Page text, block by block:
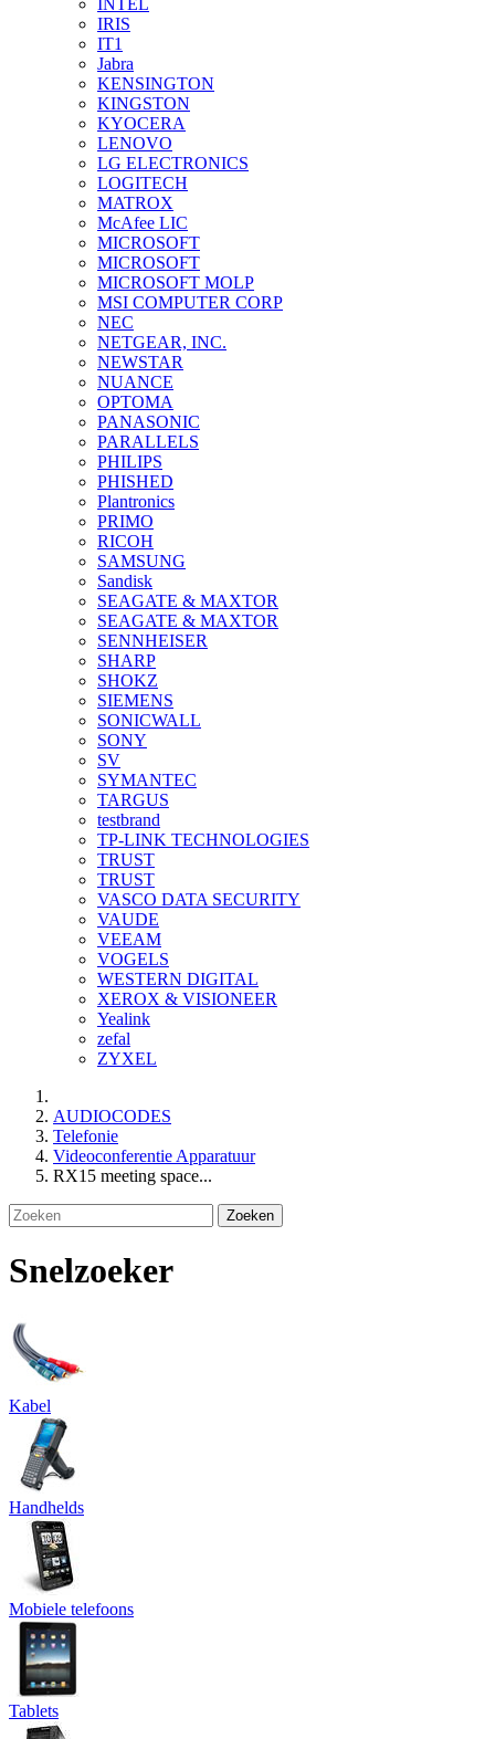
IRIS
IT1
Jabra
KENSINGTON
KINGSTON
KYOCERA
LENOVO
LG ELECTRONICS
LOGITECH
MATROX
McAfee LIC
MICROSOFT
MICROSOFT
MICROSOFT MOLP
MSI COMPUTER CORP
NEC
NETGEAR, INC.
NEWSTAR
NUANCE
OPTOMA
PANASONIC
PARALLELS
PHILIPS
PHISHED
Plantronics
PRIMO
RICOH
SAMSUNG
Sandisk
SEAGATE & MAXTOR
SEAGATE & MAXTOR
SENNHEISER
SHARP
SHOKZ
SIEMENS
SONICWALL
SONY
SV
SYMANTEC
TARGUS
testbrand
TP-LINK TECHNOLOGIES
TRUST
TRUST
VASCO DATA SECURITY
VAUDE
VEEAM
VOGELS
WESTERN DIGITAL
XEROX & VISIONEER
Yealink
zefal
ZYXEL
AUDIOCODES
Telefonie
Videoconferentie Apparatuur
RX15 meeting space...
Zoeken
Snelzoeker
Kabel
Handhelds
Mobiele telefoons
Tablets